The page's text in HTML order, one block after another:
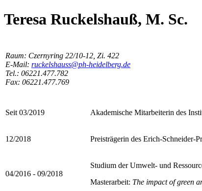
Teresa Ruckelshauß, M. Sc.
Raum: Czernyring 22/10-12, Zi. 422
E-Mail: ruckelshauss@ph-heidelberg.de
Tel.: 06221.477.782
Fax: 06221.477.769
Seit 03/2019 Akademische Mitarbeiterin des
12/2018 Preisträgerin des Erich-Schneider-
04/2016 - 09/2018
Studium der Umwelt- und
Masterarbeit: The impact of green